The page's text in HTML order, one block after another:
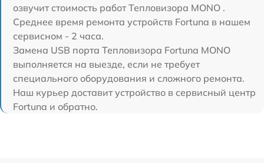
озвучит стоимость работ Тепловизора MONO .
Среднее время ремонта устройств Fortuna в нашем
сервисном - 2 часа.
Замена USB порта Тепловизора Fortuna MONO
выполняется на выезде, если не требует
специального оборудования и сложного ремонта.
Наш курьер доставит устройство в сервисный центр
Fortuna и обратно.